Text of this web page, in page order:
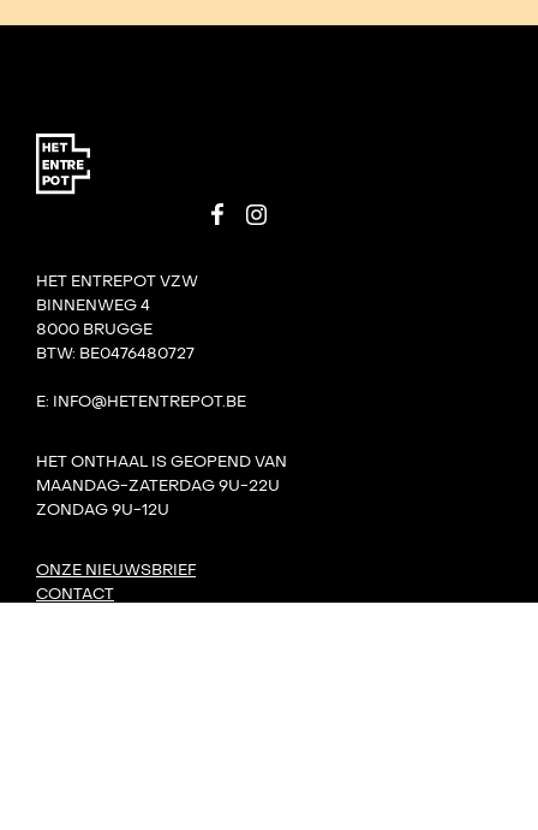
HET ENTREPOT VZW
BINNENWEG 4
8000 BRUGGE
BTW: BE0476480727
E: INFO@HETENTREPOT.BE
HET ONTHAAL IS GEOPEND VAN
MAANDAG-ZATERDAG 9U-22U
ZONDAG 9U-12U
ONZE NIEUWSBRIEF
CONTACT